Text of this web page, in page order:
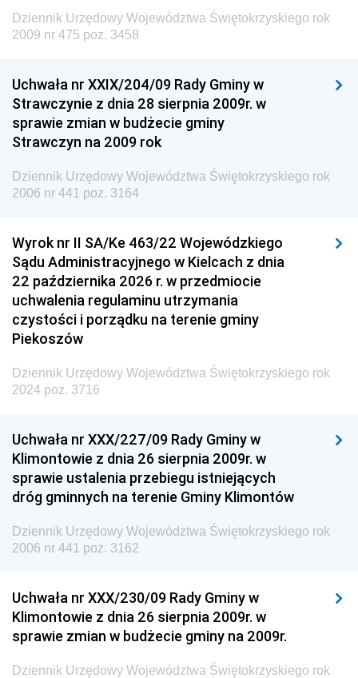
Dziennik Urzędowy Ministra Edukacji
Dziennik Urzędowy Ministra Przemysłu
Dziennik Urzędowy Ministra Finansów i Gospodarki
Dziennik Urzędowy Ministra do Spraw Unii
Dziennik Urzędowy Agencji Wywiadu
Dziennik Urzędowy Województwa Świętokrzyskiego rok
2009 nr 475 poz. 3458
Uchwała nr XXIX/204/09 Rady Gminy w
Strawczynie z dnia 28 sierpnia 2009r. w
sprawie zmian w budżecie gminy
Strawczyn na 2009 rok
Dziennik Urzędowy Województwa Świętokrzyskiego rok
2006 nr 441 poz. 3164
Wyrok nr II SA/Ke 463/22 Wojewódzkiego
Sądu Administracyjnego w Kielcach z dnia
22 października 2026 r. w przedmiocie
uchwalenia regulaminu utrzymania
czystości i porządku na terenie gminy
Piekoszów
Dziennik Urzędowy Województwa Świętokrzyskiego rok
2024 poz. 3716
Uchwała nr XXX/227/09 Rady Gminy w
Klimontowie z dnia 26 sierpnia 2009r. w
sprawie ustalenia przebiegu istniejących
dróg gminnych na terenie Gminy Klimontów
Dziennik Urzędowy Województwa Świętokrzyskiego rok
2006 nr 441 poz. 3162
Uchwała nr XXX/230/09 Rady Gminy w
Klimontowie z dnia 26 sierpnia 2009r. w
sprawie zmian w budżecie gminy na 2009r.
Dziennik Urzędowy Województwa Świętokrzyskiego rok